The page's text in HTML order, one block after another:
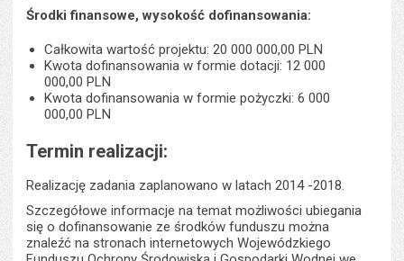
Środki finansowe, wysokość dofinansowania:
Całkowita wartość projektu: 20 000 000,00 PLN
Kwota dofinansowania w formie dotacji: 12 000
000,00 PLN
Kwota dofinansowania w formie pożyczki: 6 000
000,00 PLN
Termin realizacji:
Realizację zadania zaplanowano w latach 2014 -2018.
Szczegółowe informacje na temat możliwości ubiegania
się o dofinansowanie ze środków funduszu można
znaleźć na stronach internetowych Wojewódzkiego